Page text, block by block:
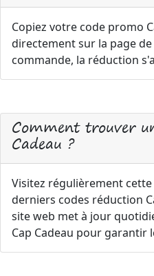
Copiez votre code promo
directement sur la page
commande, la réduction
Comment trouver
Cadeau ?
Visitez régulièrement
derniers codes réduction
site web met à jour
Cap Cadeau pour garantir